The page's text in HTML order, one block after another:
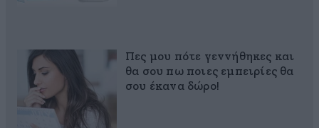
Πες μου πότε γεννήθηκες και
θα σου πω ποιες εμπειρίες θα
σου έκανα δώρο!